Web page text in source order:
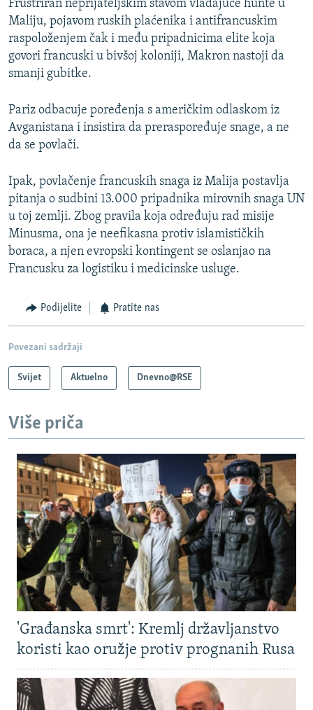
Frustriran neprijateljskim stavom vladajuće hunte u
Maliju, pojavom ruskih plaćenika i antifrancuskim
raspoloženjem čak i među pripadnicima elite koja
govori francuski u bivšoj koloniji, Makron nastoji da
smanji gubitke.
Pariz odbacuje poređenja s američkim odlaskom iz
Avganistana i insistira da preraspoređuje snage, a ne
da se povlači.
Ipak, povlačenje francuskih snaga iz Malija postavlja
pitanja o sudbini 13.000 pripadnika mirovnih snaga UN
u toj zemlji. Zbog pravila koja određuju rad misije
Minusma, ona je neefikasna protiv islamističkih
boraca, a njen evropski kontingent se oslanjao na
Francusku za logistiku i medicinske usluge.
Podijelite Pratite nas
Povezani sadržaji
Svijet Aktuelno Dnevno@RSE
Više priča
'Građanska smrt': Kremlj državljanstvo
koristi kao oružje protiv prognanih Rusa